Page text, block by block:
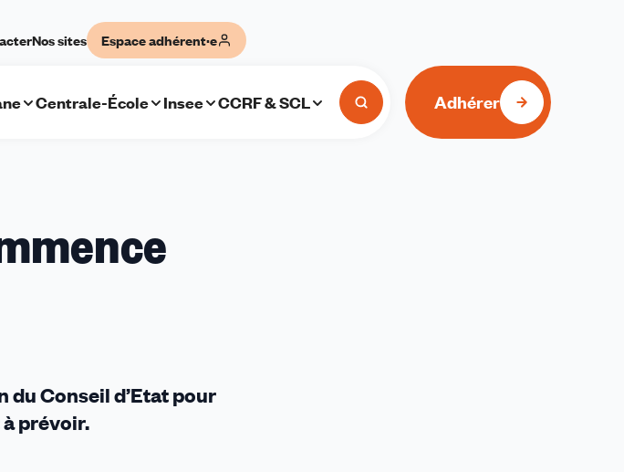
Nos sites Espace adhérent·e
Centrale-École Insee CCRF & SCL Adhérer
du Conseil d’Etat pour
prévoir.